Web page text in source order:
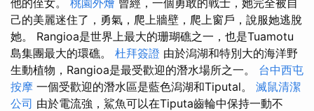
他的侄女。 桃園外燴 曾經，一個勇敢的戰士，她完全被自
己的美麗迷住了，勇氣，爬上牆壁，爬上窗戶，說服她逃脫
她。 Rangioa是世界上最大的珊瑚礁之一，也是Tuamotu
島集團最大的環礁。 杜拜簽證 由於潟湖和特別大的海洋野
生動植物，Rangioa是最受歡迎的潛水場所之一。 台中西屯
按摩 一個受歡迎的潛水區是藍色潟湖和Tiputal。 滅鼠清潔
公司 由於電流強，鯊魚可以在Tiputa齒輪中保持一動不